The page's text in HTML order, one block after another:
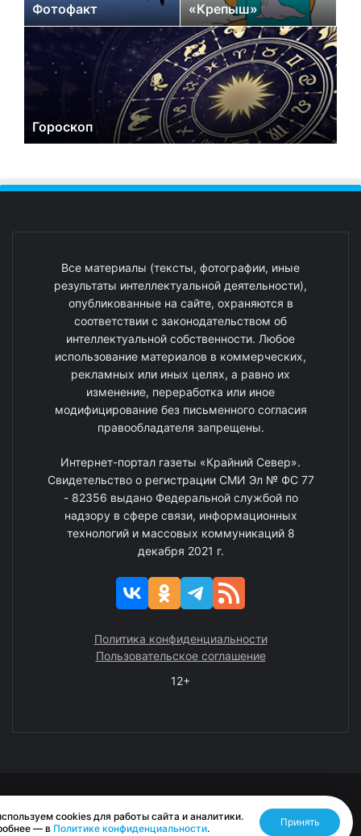
Фотофакт «Крепыш»
Гороскоп
Все материалы (тексты, фотографии, иные
результаты интеллектуальной деятельности),
опубликованные на сайте, охраняются в
соответствии с законодательством об
интеллектуальной собственности. Любое
использование материалов в коммерческих,
рекламных или иных целях, а равно их
изменение, переработка или иное
модифицирование без письменного согласия
правообладателя запрещены.
Интернет-портал газеты «Крайний Север».
Свидетельство о регистрации СМИ Эл № ФС 77
- 82356 выдано Федеральной службой по
надзору в сфере связи, информационных
технологий и массовых коммуникаций 8
декабря 2021 г.
Политика конфиденциальности
Пользовательское соглашение
12+
Разработано RASA
cookies для работы сайта и аналитики.
— в Политике конфиденциальности.
Принять